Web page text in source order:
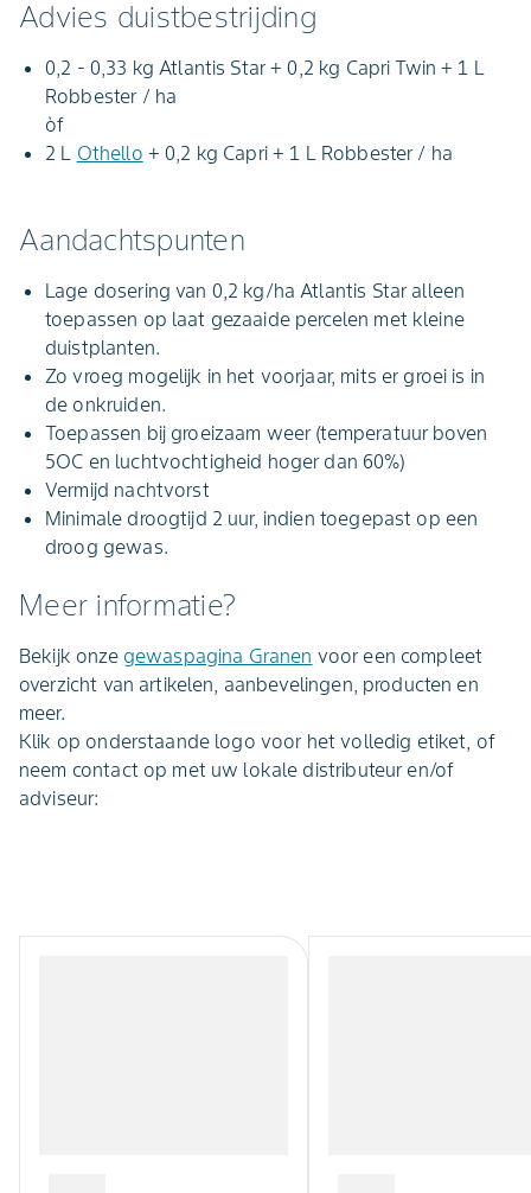
Advies duistbestrijding
0,2 - 0,33 kg Atlantis Star + 0,2 kg Capri Twin + 1 L
Robbester / ha
òf
2 L Othello + 0,2 kg Capri + 1 L Robbester / ha
Aandachtspunten
Lage dosering van 0,2 kg/ha Atlantis Star alleen
toepassen op laat gezaaide percelen met kleine
duistplanten.
Zo vroeg mogelijk in het voorjaar, mits er groei is in
de onkruiden.
Toepassen bij groeizaam weer (temperatuur boven
5OC en luchtvochtigheid hoger dan 60%)
Vermijd nachtvorst
Minimale droogtijd 2 uur, indien toegepast op een
droog gewas.
Meer informatie?
Bekijk onze gewaspagina Granen voor een compleet
overzicht van artikelen, aanbevelingen, producten en
meer.
Klik op onderstaande logo voor het volledig etiket, of
neem contact op met uw lokale distributeur en/of
adviseur: